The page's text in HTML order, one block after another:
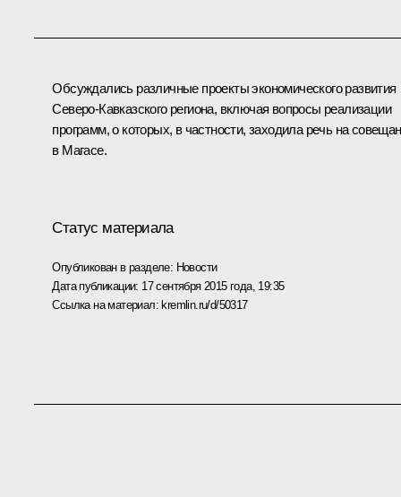
Обсуждались различные проекты экономического развития
Северо-Кавказского региона, включая вопросы реализации
программ, о которых, в частности, заходила речь на
в Магасе.
Статус материала
Опубликован в разделе: Новости
Дата публикации: 17 сентября 2015 года, 19:35
Ссылка на материал: kremlin.ru/d/50317